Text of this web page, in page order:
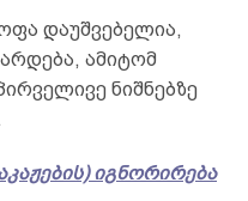
დაუშვებელია,
ამიტომ
ნიშნებზე
იგნორირება